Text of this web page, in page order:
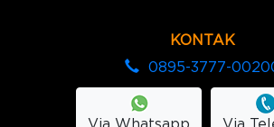
KONTAK
0895-3777-
Via Whatsapp Via